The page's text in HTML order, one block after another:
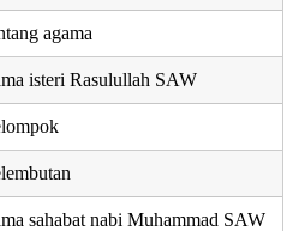
agama
isteri Rasulullah SAW
sahabat nabi Muhammad SAW